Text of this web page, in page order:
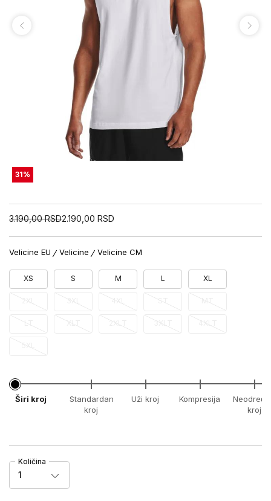
31%
3.190,00 RSD2.190,00 RSD
Velicine EU Velicine Velicine CM
XS S M L XL
Širi kroj
Standardan
kroj
Uži kroj Kompresija
kroj
Količina
1